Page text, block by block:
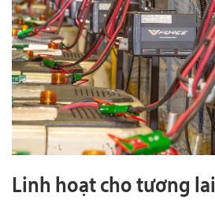
Linh hoạt cho tương lai